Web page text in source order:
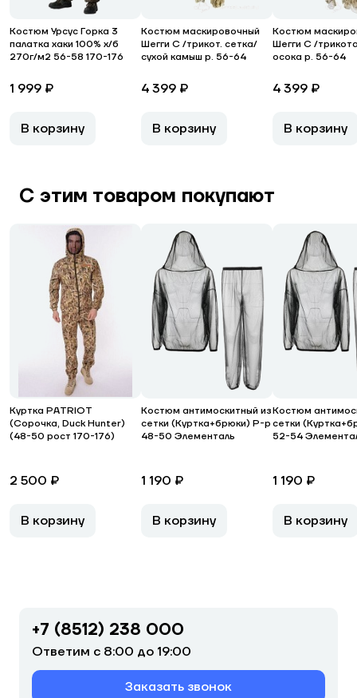
Костюм Урсус Горка 3
палатка хаки 100% х/б
270г/м2 56-58 170-176
1 999 ₽
В корзину
Костюм маскировочный
Шегги С /трикот. сетка/
сухой камыш р. 56-64
4 399 ₽
В корзину
Костюм
Шегги С /
осока р. 56-64
4 399 ₽
В корзину
С этим товаром покупают
Куртка PATRIOT
(Сорочка, Duck Hunter)
(48-50 рост 170-176)
2 500 ₽
В корзину
Костюм антимоскитный из
сетки (Куртка+брюки) Р-р
48-50 Элементаль
1 190 ₽
В корзину
Костюм
сетки
52-54
1 190 ₽
В корзину
+7 (8512) 238 000
Ответим с 8:00 до 19:00
Заказать звонок